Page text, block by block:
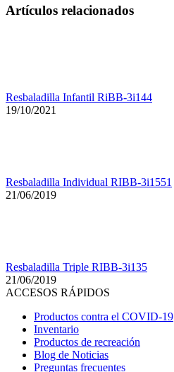
Artículos relacionados
Resbaladilla Infantil RiBB-3i144
19/10/2021
Resbaladilla Individual RIBB-3i1551
21/06/2019
Resbaladilla Triple RIBB-3i135
21/06/2019
ACCESOS RÁPIDOS
Productos contra el COVID-19
Inventario
Productos de recreación
Blog de Noticias
Preguntas frecuentes